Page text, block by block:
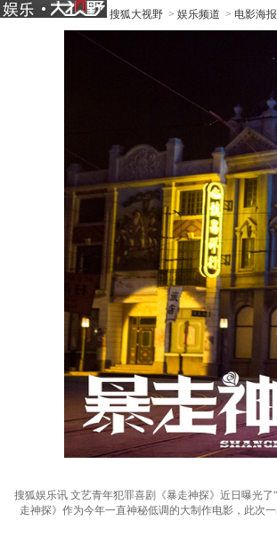
搜狐大视野 > 娱乐频道 > 电影海
搜狐娱乐讯 文艺青年犯罪喜剧《暴走神探》近日曝光
走神探》作为今年一直神秘低调的大制作电影，此次